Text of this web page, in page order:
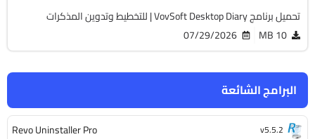
البرامج الشائعة
Revo Uninstaller Pro v5.5.2
تحميل برنامج VovSoft Desktop Diary | للتخطيط وتدوين المذكرات
10 MB
07/29/2026